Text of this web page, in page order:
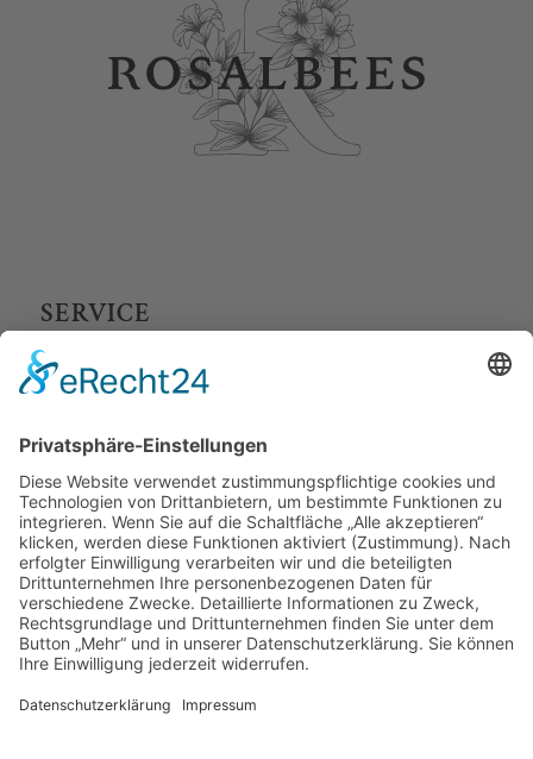
SERVICE
FAQ
AGB
Widerruf
Zahlungsarten
WARENKORB